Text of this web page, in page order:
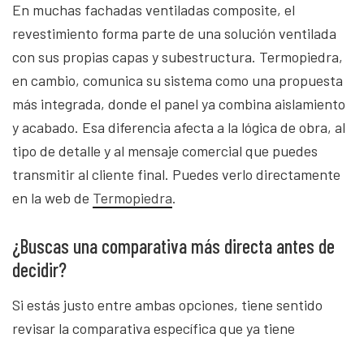
En muchas fachadas ventiladas composite, el
revestimiento forma parte de una solución ventilada
con sus propias capas y subestructura. Termopiedra,
en cambio, comunica su sistema como una propuesta
más integrada, donde el panel ya combina aislamiento
y acabado. Esa diferencia afecta a la lógica de obra, al
tipo de detalle y al mensaje comercial que puedes
transmitir al cliente final. Puedes verlo directamente
en la web de Termopiedra.
¿Buscas una comparativa más directa antes de
decidir?
Si estás justo entre ambas opciones, tiene sentido
revisar la comparativa específica que ya tiene